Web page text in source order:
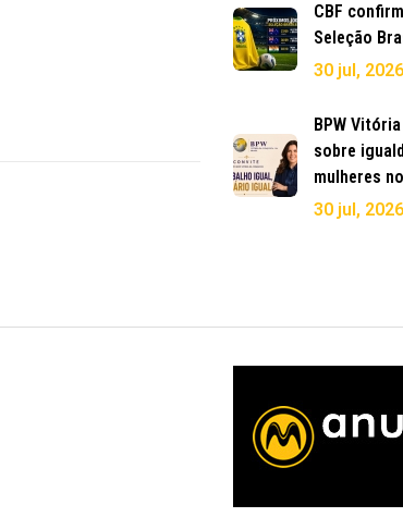
CBF
Seleção
30 jul, 2026
BPW
sobre
mulheres
30 jul, 2026